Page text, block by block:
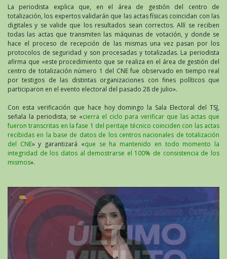
La periodista explica que, en el área de gestión del centro de
totalización, los expertos validarán que las actas físicas coincidan con las
digitales y se valide que los resultados sean correctos. Allí se reciben
todas las actas que transmiten las máquinas de votación, y donde se
hace el proceso de recepción de las mismas una vez pasan por los
protocolos de seguridad y son procesadas y totalizadas. La periodista
afirma que «este procedimiento que se realiza en el área de gestión del
centro de totalización número 1 del CNE fue observado en tiempo real
por testigos de las distintas organizaciones con fines políticos que
participaron en el evento electoral del pasado 28 de julio».
Con esta verificación que hace hoy domingo la Sala Electoral del TSJ,
señala la periodista, se «cierra el ciclo para verificar que las actas que
fueron transcritas en la fase 1 del peritaje técnico coinciden con las actas
recibidas en la base de datos de los centros nacionales de totalización
del CNE» y garantizará «que se ha mantenido en todo momento la
integridad de los datos al demostrarse el 100% de consistencia de los
mismos».